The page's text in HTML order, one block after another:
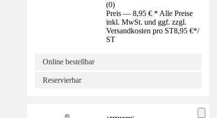
(0)
Preis — 8,95 € * Alle Preise
inkl. MwSt. und ggf. zzgl.
Versandkosten pro ST8,95 €*/
ST
Online bestellbar
Reservierbar